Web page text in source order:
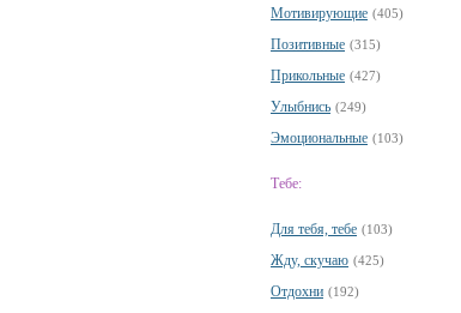
Мотивирующие (405)
Позитивные (315)
Прикольные (427)
Улыбнись (249)
Эмоциональные (103)
Тебе:
Для тебя, тебе (103)
Жду, скучаю (425)
Отдохни (192)